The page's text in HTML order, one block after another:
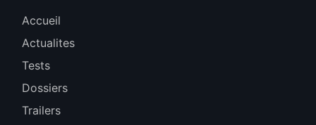
Accueil
Actualites
Tests
Dossiers
Trailers